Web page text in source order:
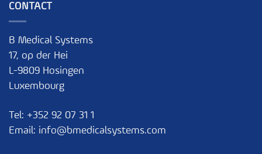
CONTACT
B Medical Systems
17, op der Hei
L-9809 Hosingen
Luxembourg
Tel: +352 92 07 31 1
Email: info@bmedicalsystems.com